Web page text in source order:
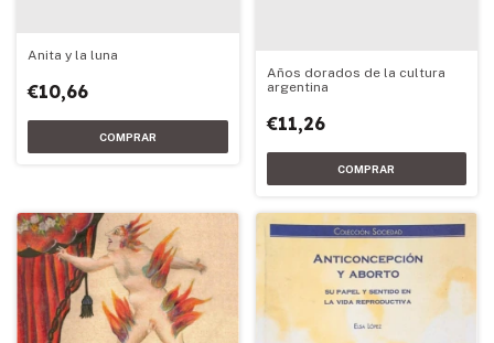
Anita y la luna
€10,66
Años dorados de la cultura
argentina
€11,26